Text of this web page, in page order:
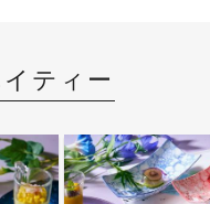
ティー